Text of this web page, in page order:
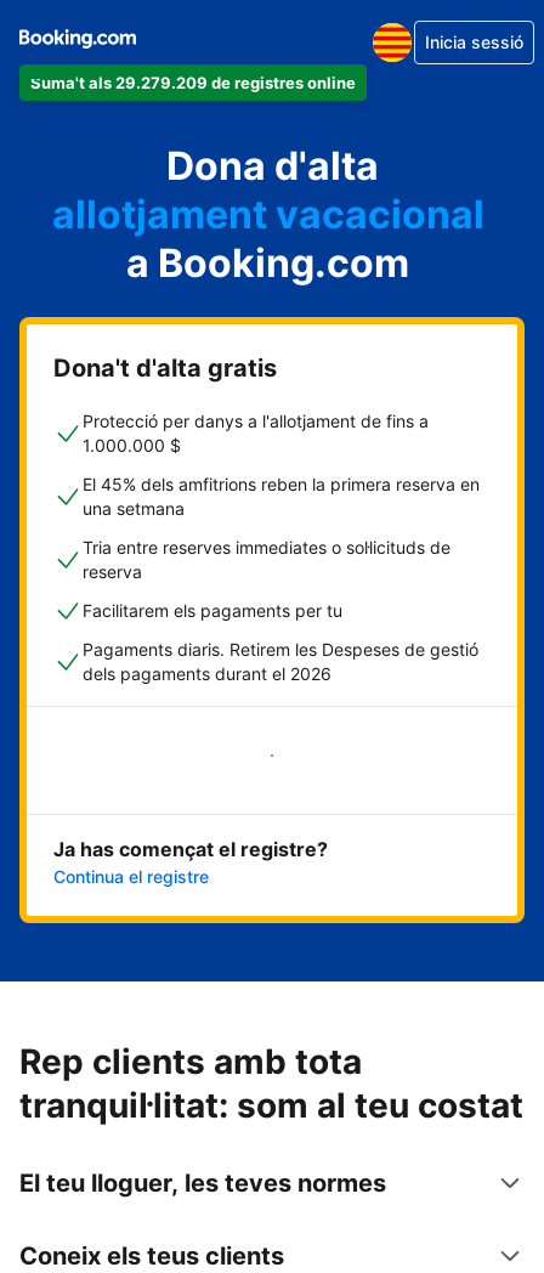
Suma't als 29.279.209 de registres online
Inicia sessió
Dona d'alta
un apartament
un hotel
allotjament vacacional
un hostal
una casa rural
a Booking.com
Dona't d'alta gratis
Protecció per danys a l'allotjament de fins a
1.000.000 $
El 45% dels amfitrions reben la primera reserva en
una setmana
Tria entre reserves immediates o sol·licituds de
reserva
Facilitarem els pagaments per tu
Pagaments diaris. Retirem les Despeses de gestió
dels pagaments durant el 2026
Comença ara
Ja has començat el registre?
Continua el registre
Rep clients amb tota
tranquil·litat: som al teu costat
El teu lloguer, les teves normes
Coneix els teus clients